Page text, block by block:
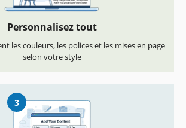
Personnalisez tout
les couleurs, les polices et les mises en page
selon votre style
3